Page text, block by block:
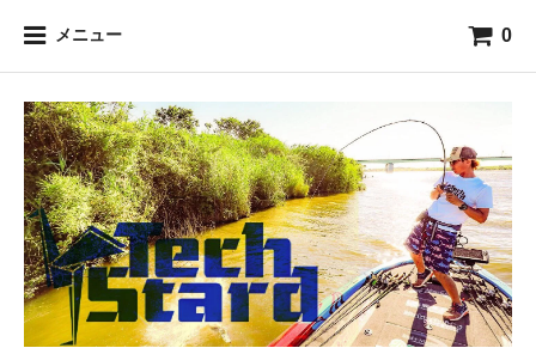
メニュー 0